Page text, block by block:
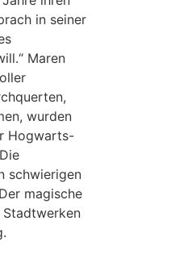
in seiner
Maren
wurden
Hogwarts-
schwierigen
magische
Stadtwerken